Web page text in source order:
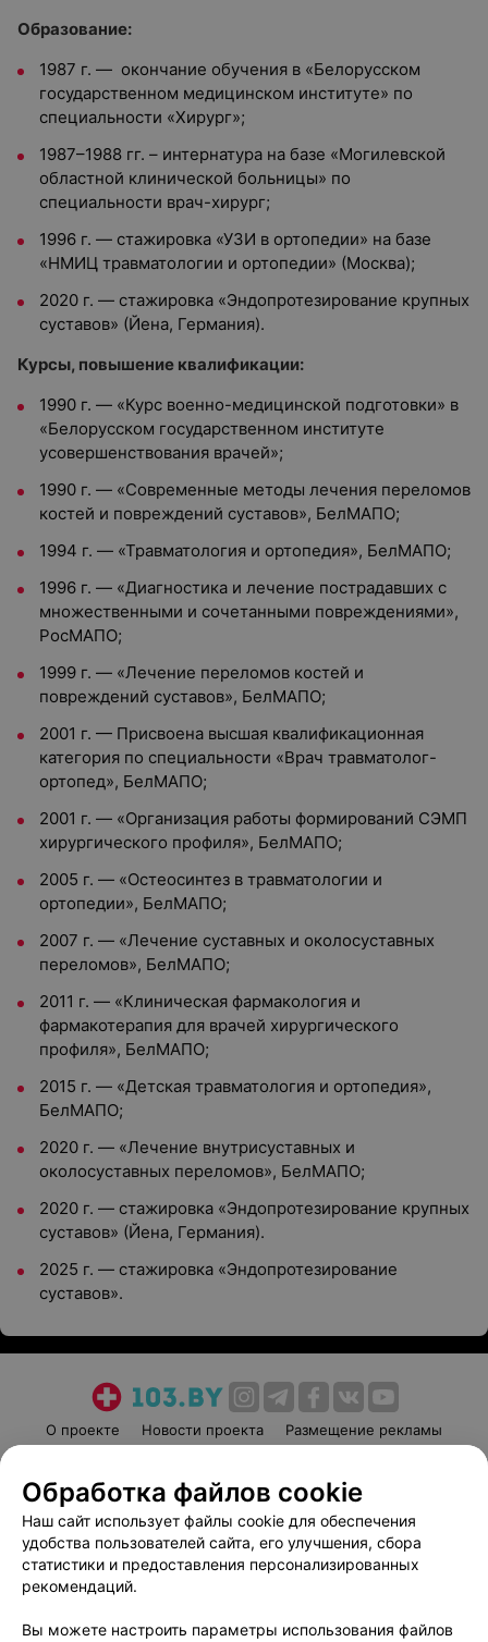
Образование:
1987 г. — окончание обучения в «Белорусском
государственном медицинском институте» по
специальности «Хирург»;
1987–1988 гг. – интернатура на базе «Могилевской
областной клинической больницы» по
специальности врач-хирург;
1996 г. — стажировка «УЗИ в ортопедии» на базе
«НМИЦ травматологии и ортопедии» (Москва);
2020 г. — стажировка «Эндопротезирование крупных
суставов» (Йена, Германия).
Курсы, повышение квалификации:
1990 г. — «Курс военно-медицинской подготовки» в
«Белорусском государственном институте
усовершенствования врачей»;
1990 г. — «Современные методы лечения переломов
костей и повреждений суставов», БелМАПО;
1994 г. — «Травматология и ортопедия», БелМАПО;
1996 г. — «Диагностика и лечение пострадавших с
множественными и сочетанными повреждениями»,
РосМАПО;
1999 г. — «Лечение переломов костей и
повреждений суставов», БелМАПО;
2001 г. — Присвоена высшая квалификационная
категория по специальности «Врач травматолог-
ортопед», БелМАПО;
2001 г. — «Организация работы формирований СЭМП
хирургического профиля», БелМАПО;
2005 г. — «Остеосинтез в травматологии и
ортопедии», БелМАПО;
2007 г. — «Лечение суставных и околосуставных
переломов», БелМАПО;
2011 г. — «Клиническая фармакология и
фармакотерапия для врачей хирургического
профиля», БелМАПО;
2015 г. — «Детская травматология и ортопедия»,
БелМАПО;
2020 г. — «Лечение внутрисуставных и
околосуставных переломов», БелМАПО;
2020 г. — стажировка «Эндопротезирование крупных
суставов» (Йена, Германия).
2025 г. — стажировка «Эндопротезирование
суставов».
О проекте Новости проекта
Размещение рекламы
Пользовательское соглашение
Способы оплаты
Вакансии
Партнеры
Написать руководителю 103.by
Обработка файлов cookie
Наш сайт использует файлы cookie для обеспечения
удобства пользователей сайта, его улучшения, сбора
статистики и предоставления персонализированных
рекомендаций.
Вы можете настроить параметры использования файлов